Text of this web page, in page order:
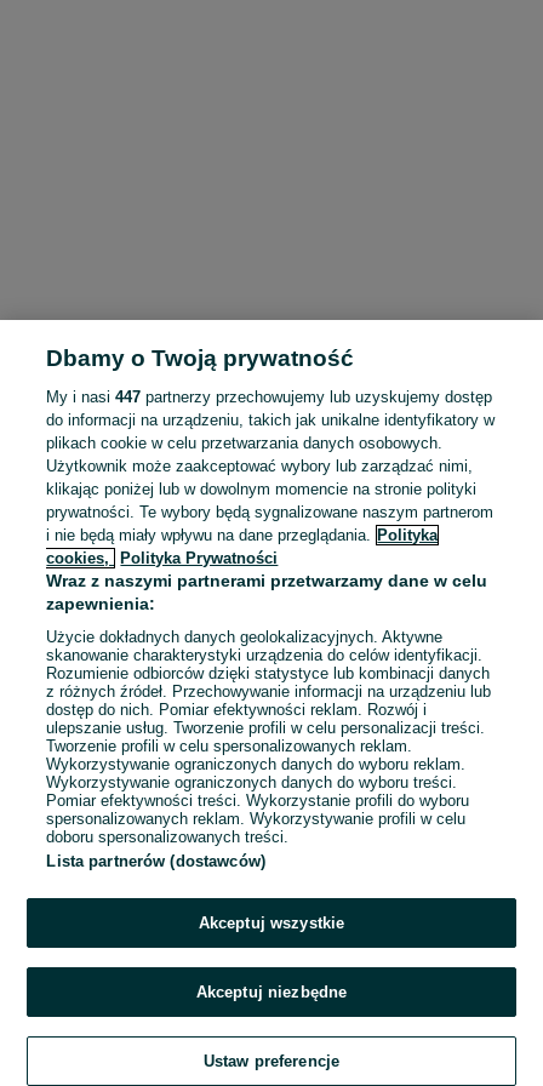
To ogłoszenie nie jest już dostępne
Przejdź na stronę główną
Dbamy o Twoją prywatność
My i nasi447 partnerzy przechowujemy lub uzyskujemy dostęp
do informacji na urządzeniu, takich jak unikalne identyfikatory w
plikach cookie w celu przetwarzania danych osobowych.
Użytkownik może zaakceptować wybory lub zarządzać nimi,
klikając poniżej lub w dowolnym momencie na stronie polityki
prywatności. Te wybory będą sygnalizowane naszym partnerom
i nie będą miały wpływu na dane przeglądania. Polityka
cookies,
Polityka Prywatności
Wraz z naszymi partnerami przetwarzamy dane w celu
zapewnienia:
Użycie dokładnych danych geolokalizacyjnych. Aktywne
skanowanie charakterystyki urządzenia do celów identyfikacji.
Rozumienie odbiorców dzięki statystyce lub kombinacji danych
z różnych źródeł. Przechowywanie informacji na urządzeniu lub
dostęp do nich. Pomiar efektywności reklam. Rozwój i
ulepszanie usług. Tworzenie profili w celu personalizacji treści.
Tworzenie profili w celu spersonalizowanych reklam.
Wykorzystywanie ograniczonych danych do wyboru reklam.
Wykorzystywanie ograniczonych danych do wyboru treści.
Pomiar efektywności treści. Wykorzystanie profili do wyboru
spersonalizowanych reklam. Wykorzystywanie profili w celu
doboru spersonalizowanych treści.
Lista partnerów (dostawców)
Akceptuj wszystkie
Akceptuj niezbędne
Ustaw preferencje